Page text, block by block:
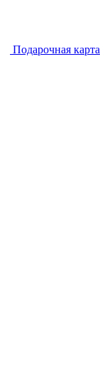
Подарочная карта